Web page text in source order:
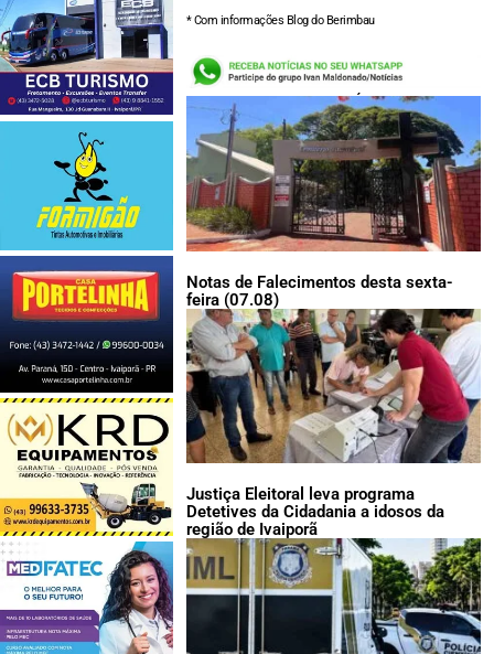
* Com informações Blog do Berimbau
LEIA TAMBÉM:
Notas de Falecimentos desta sexta-
feira (07.08)
Justiça Eleitoral leva programa
Detetives da Cidadania a idosos da
região de Ivaiporã